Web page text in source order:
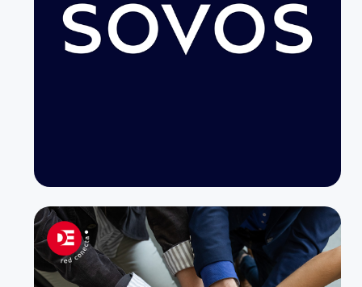
Otras actividades de servicios de apoyo a
las empresas
vehículos blindados
Servicios de seguridad privada prestados
por empresas